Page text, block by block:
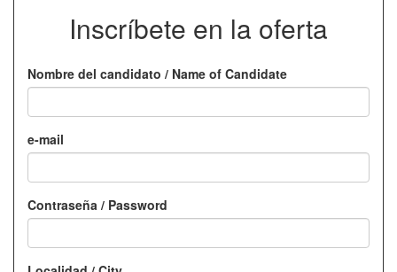
Inscríbete en la oferta
Nombre del candidato / Name of Candidate
e-mail
Contraseña / Password